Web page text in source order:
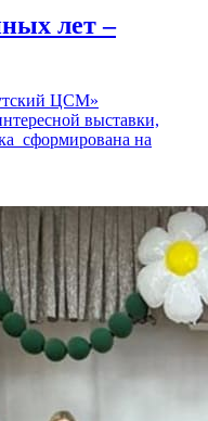
лет –
ЦСМ»
выставки,
сформирована на